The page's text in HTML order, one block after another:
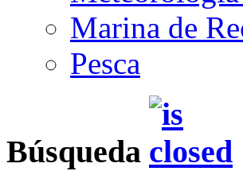
Marina de
Pesca
Búsqueda